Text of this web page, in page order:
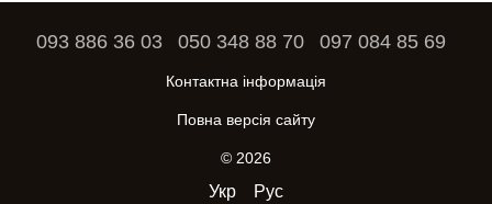
093 886 36 03 050 348 88 70 097 084 85 69
Контактна інформація
Повна версія сайту
© 2026
Укр Рус